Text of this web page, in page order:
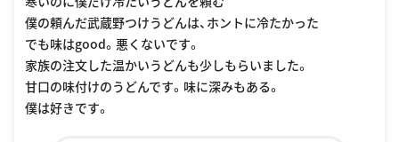
僕の頼んだ武蔵野つけうどんは、ホントに冷たかった
でも味はgood。悪くないです。
家族の注文した温かいうどんも少しもらいました。
甘口の味付けのうどんです。味に深みもある。
僕は好きです。